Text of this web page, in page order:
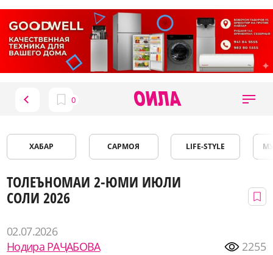
ХАБАР САРМОЯ LIFE-STYLE
ТОЛЕЪНОМАИ 2-ЮМИ ИЮЛИ
СОЛИ 2026
02.07.2026
Нодира РАҶАБОВА
2255